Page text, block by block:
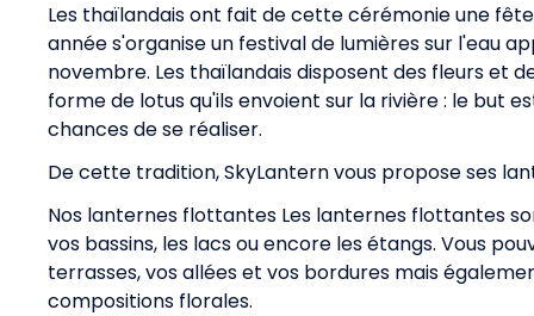
Les thaïlandais ont fait de cette cérémonie une
année s'organise un festival de lumières sur l'eau
novembre. Les thaïlandais disposent des fleurs et
forme de lotus qu'ils envoient sur la rivière : le but
chances de se réaliser.
De cette tradition, SkyLantern vous propose ses
Nos lanternes flottantes Les lanternes flottantes
vos bassins, les lacs ou encore les étangs. Vous
terrasses, vos allées et vos bordures mais
compositions florales.